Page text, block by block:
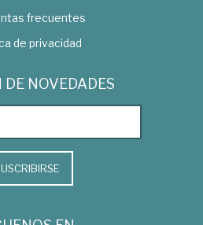
frecuentes
de privacidad
DE NOVEDADES